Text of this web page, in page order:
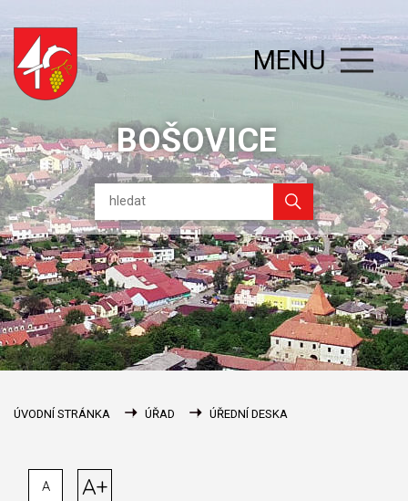
BOŠOVICE
MENU
ÚVODNÍ STRÁNKA ÚŘAD ÚŘEDNÍ DESKA
A A+